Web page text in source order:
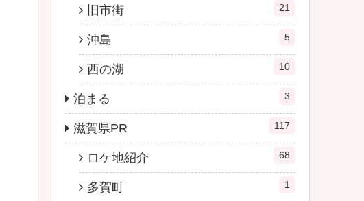
旧市街 21
沖島 5
西の湖 10
泊まる 3
滋賀県PR 117
ロケ地紹介 68
多賀町 1